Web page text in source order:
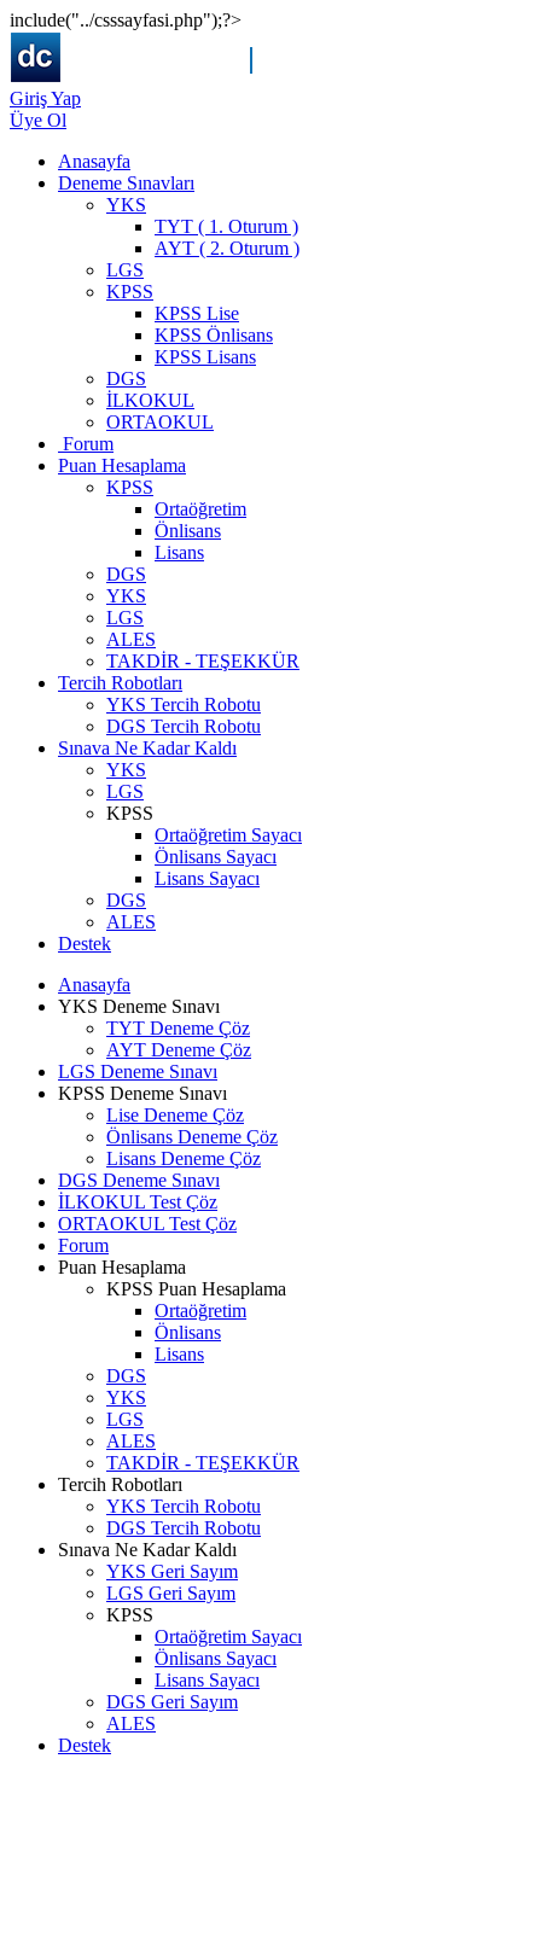
include("../csssayfasi.php");?>
Giriş Yap
Üye Ol
Anasayfa
Deneme Sınavları
YKS
TYT ( 1. Oturum )
AYT ( 2. Oturum )
LGS
KPSS
KPSS Lise
KPSS Önlisans
KPSS Lisans
DGS
İLKOKUL
ORTAOKUL
Forum
Puan Hesaplama
KPSS
Ortaöğretim
Önlisans
Lisans
DGS
YKS
LGS
ALES
TAKDİR - TEŞEKKÜR
Tercih Robotları
YKS Tercih Robotu
DGS Tercih Robotu
Sınava Ne Kadar Kaldı
YKS
LGS
KPSS
Ortaöğretim Sayacı
Önlisans Sayacı
Lisans Sayacı
DGS
ALES
Destek
Anasayfa
YKS Deneme Sınavı
TYT Deneme Çöz
AYT Deneme Çöz
LGS Deneme Sınavı
KPSS Deneme Sınavı
Lise Deneme Çöz
Önlisans Deneme Çöz
Lisans Deneme Çöz
DGS Deneme Sınavı
İLKOKUL Test Çöz
ORTAOKUL Test Çöz
Forum
Puan Hesaplama
KPSS Puan Hesaplama
Ortaöğretim
Önlisans
Lisans
DGS
YKS
LGS
ALES
TAKDİR - TEŞEKKÜR
Tercih Robotları
YKS Tercih Robotu
DGS Tercih Robotu
Sınava Ne Kadar Kaldı
YKS Geri Sayım
LGS Geri Sayım
KPSS
Ortaöğretim Sayacı
Önlisans Sayacı
Lisans Sayacı
DGS Geri Sayım
ALES
Destek